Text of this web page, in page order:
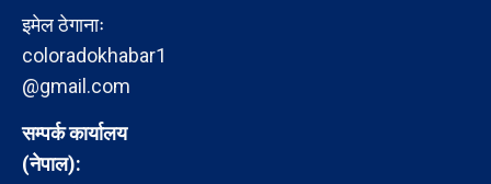
इमेल ठेगानाः
coloradokhabar1
@gmail.com
सम्पर्क कार्यालय
(नेपाल):